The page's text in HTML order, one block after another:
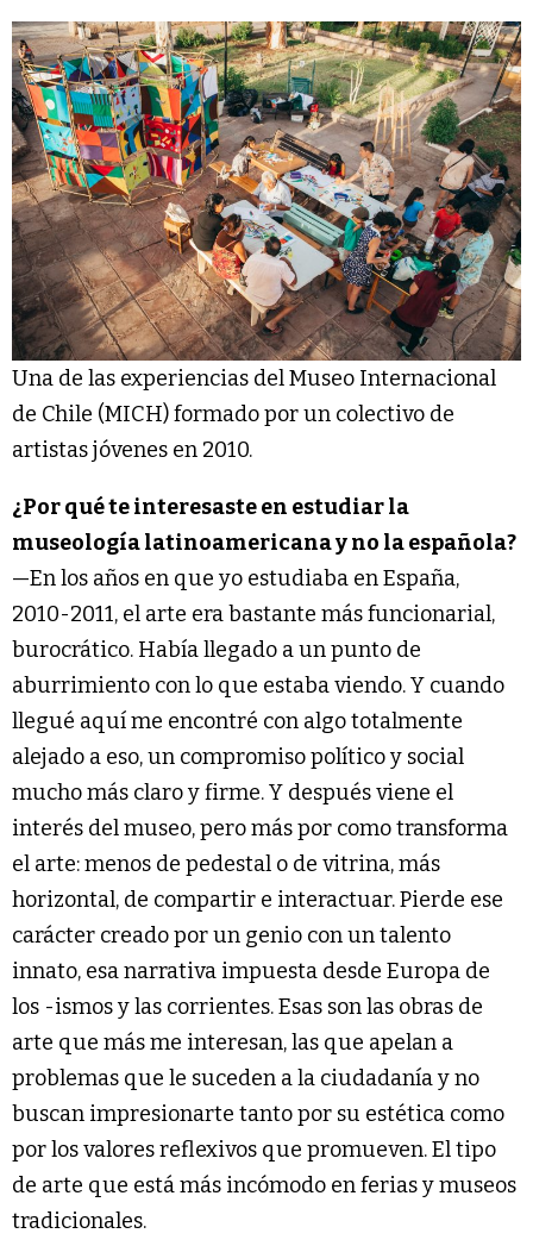
Una de las experiencias del Museo Internacional
de Chile (MICH) formado por un colectivo de
artistas jóvenes en 2010.
¿Por qué te interesaste en estudiar la
museología latinoamericana y no la española?
—En los años en que yo estudiaba en España,
2010-2011, el arte era bastante más funcionarial,
burocrático. Había llegado a un punto de
aburrimiento con lo que estaba viendo. Y cuando
llegué aquí me encontré con algo totalmente
alejado a eso, un compromiso político y social
mucho más claro y firme. Y después viene el
interés del museo, pero más por como transforma
el arte: menos de pedestal o de vitrina, más
horizontal, de compartir e interactuar. Pierde ese
carácter creado por un genio con un talento
innato, esa narrativa impuesta desde Europa de
los -ismos y las corrientes. Esas son las obras de
arte que más me interesan, las que apelan a
problemas que le suceden a la ciudadanía y no
buscan impresionarte tanto por su estética como
por los valores reflexivos que promueven. El tipo
de arte que está más incómodo en ferias y museos
tradicionales.